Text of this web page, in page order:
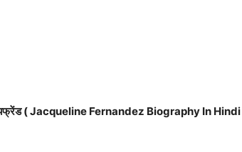
,पति ,बॉयफ्रेंड ( Jacqueline Fernandez